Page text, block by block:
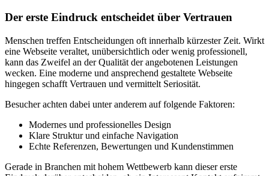
Der erste Eindruck entscheidet über Vertrauen
Menschen treffen Entscheidungen oft innerhalb kürzester Zeit. Wirkt
eine Webseite veraltet, unübersichtlich oder wenig professionell,
kann das Zweifel an der Qualität der angebotenen Leistungen
wecken. Eine moderne und ansprechend gestaltete Webseite
hingegen schafft Vertrauen und vermittelt Seriosität.
Besucher achten dabei unter anderem auf folgende Faktoren:
Modernes und professionelles Design
Klare Struktur und einfache Navigation
Echte Referenzen, Bewertungen und Kundenstimmen
Gerade in Branchen mit hohem Wettbewerb kann dieser erste